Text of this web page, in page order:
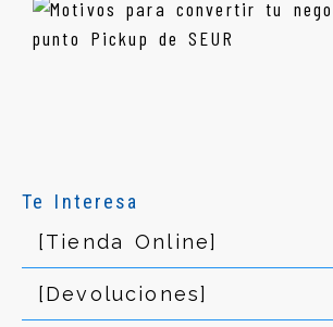
Te Interesa
[Tienda Online]
[Devoluciones]